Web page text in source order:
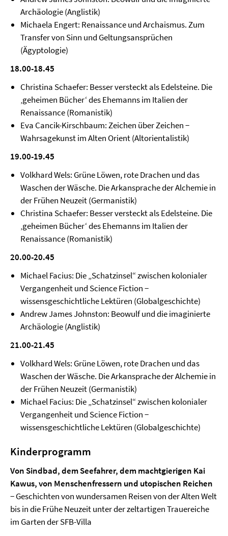
Archäologie (Anglistik)
Michaela Engert: Renaissance und Archaismus. Zum
Transfer von Sinn und Geltungsansprüchen
(Ägyptologie)
18.00-18.45
Christina Schaefer: Besser versteckt als Edelsteine. Die
‚geheimen Bücher‘ des Ehemanns im Italien der
Renaissance (Romanistik)
Eva Cancik-Kirschbaum: Zeichen über Zeichen −
Wahrsagekunst im Alten Orient (Altorientalistik)
19.00-19.45
Volkhard Wels: Grüne Löwen, rote Drachen und das
Waschen der Wäsche. Die Arkansprache der Alchemie in
der Frühen Neuzeit (Germanistik)
Christina Schaefer: Besser versteckt als Edelsteine. Die
‚geheimen Bücher‘ des Ehemanns im Italien der
Renaissance (Romanistik)
20.00-20.45
Michael Facius: Die „Schatzinsel“ zwischen kolonialer
Vergangenheit und Science Fiction −
wissensgeschichtliche Lektüren (Globalgeschichte)
Andrew James Johnston: Beowulf und die imaginierte
Archäologie (Anglistik)
21.00-21.45
Volkhard Wels: Grüne Löwen, rote Drachen und das
Waschen der Wäsche. Die Arkansprache der Alchemie in
der Frühen Neuzeit (Germanistik)
Michael Facius: Die „Schatzinsel“ zwischen kolonialer
Vergangenheit und Science Fiction −
wissensgeschichtliche Lektüren (Globalgeschichte)
Kinderprogramm
Von Sindbad, dem Seefahrer, dem machtgierigen Kai
Kawus, von Menschenfressern und utopischen Reichen
− Geschichten von wundersamen Reisen von der Alten Welt
bis in die Frühe Neuzeit unter der zeltartigen Trauereiche
im Garten der SFB-Villa